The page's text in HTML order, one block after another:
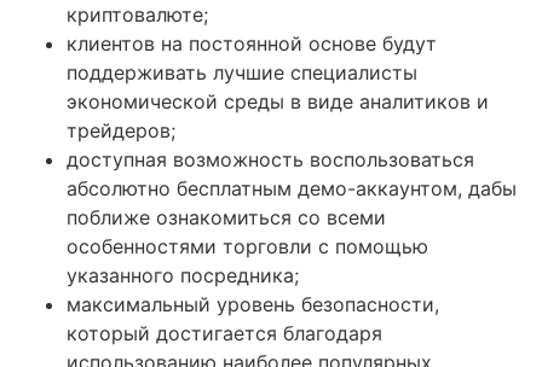
криптовалюте;
клиентов на постоянной основе будут
поддерживать лучшие специалисты
экономической среды в виде аналитиков и
трейдеров;
доступная возможность воспользоваться
абсолютно бесплатным демо-аккаунтом, дабы
поближе ознакомиться со всеми
особенностями торговли с помощью
указанного посредника;
максимальный уровень безопасности,
который достигается благодаря